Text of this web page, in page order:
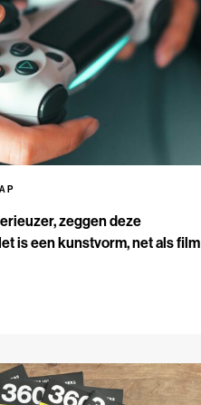
zeggen deze
is een kunstvorm, net als film